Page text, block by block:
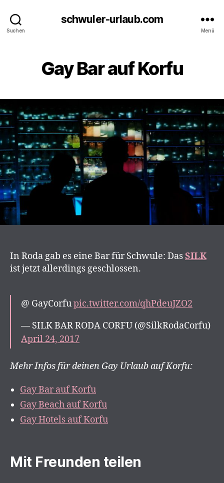
Suchen
schwuler-urlaub.com
Menü
Gay Bar auf Korfu
In Roda gab es eine Bar für Schwule: DasSILK
ist jetzt allerdings geschlossen.
@ GayCorfupic.twitter.com/qhPdeuJZO2
— SILK BAR RODA CORFU (@SilkRodaCorfu)
April 24, 2017
Mehr Infos für deinen Gay Urlaub auf Korfu:
Gay Bar auf Korfu
Gay Beach auf Korfu
Gay Hotels auf Korfu
Mit Freunden teilen